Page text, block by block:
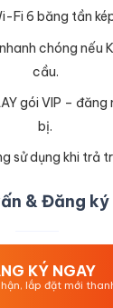
Fi 6 băng tần
chóng nếu
cầu.
gói VIP –
bị.
sử dụng khi trả
& Đăng ký
KÝ NGAY
lắp đặt mới